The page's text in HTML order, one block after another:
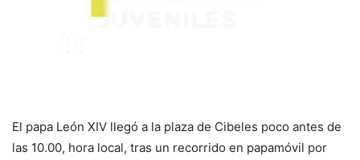
El papa León XIV llegó a la plaza de Cibeles poco antes de
las 10.00, hora local, tras un recorrido en papamóvil por